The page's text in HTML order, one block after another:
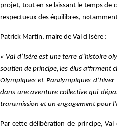
projet, tout en se laissant le temps de
respectueux des équilibres,
Patrick Martin, maire de Val d’Isère :
« Val d’Isère est une terre d’histoire
soutien de principe, les élus affirment
Olympiques et Paralympiques
dans une aventure collective qui
transmission et un engagement pour
Par cette délibération de principe,